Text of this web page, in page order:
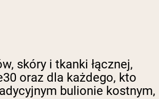
skóry i tkanki łącznej,
oraz dla każdego, kto
bulionie kostnym,